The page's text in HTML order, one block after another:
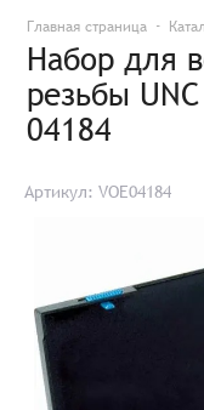
Главная страница
Набор для
резьбы
04184
Артикул: VOE04184